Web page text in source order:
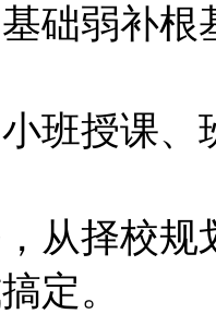
础弱补根
班授课
从择校
定。